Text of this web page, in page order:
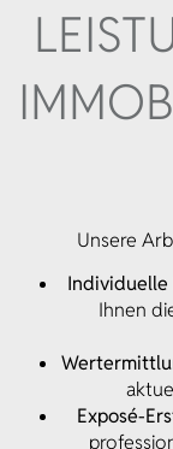
Unsere
Individuelle
Ihnen
Exposé-